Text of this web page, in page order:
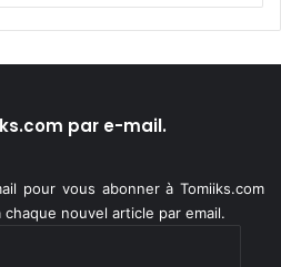
par e-mail.
pour vous abonner à Tomiiks.com
nouvel article par email.